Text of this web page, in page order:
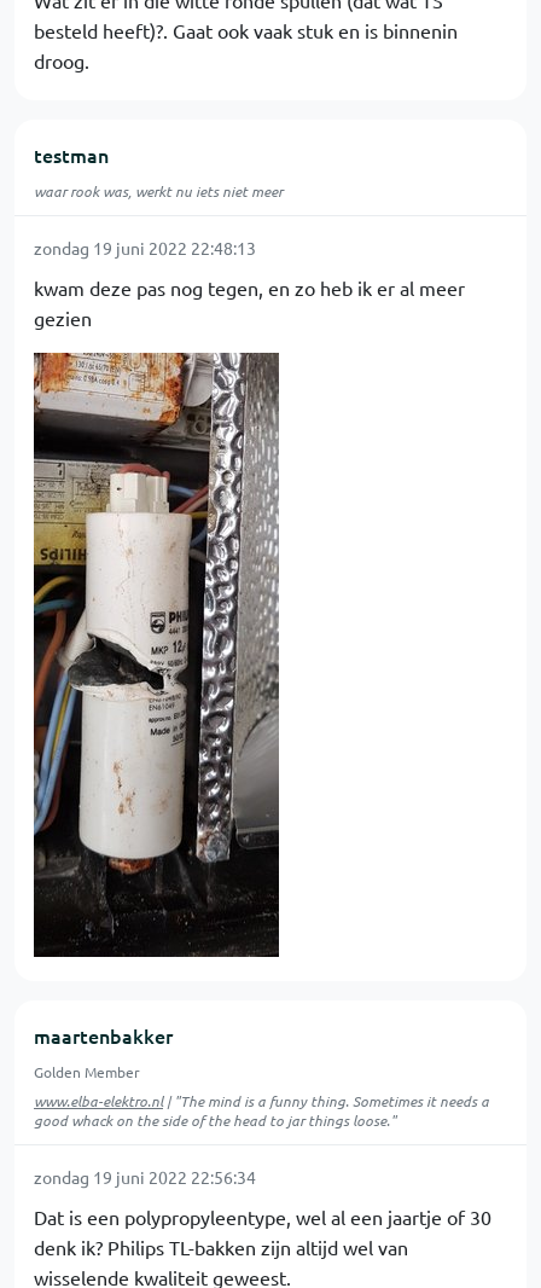
besteld heeft)?. Gaat ook vaak stuk en is binnenin
droog.
testman
waar rook was, werkt nu iets niet meer
zondag 19 juni 2022 22:48:13
kwam deze pas nog tegen, en zo heb ik er al meer
gezien
maartenbakker
Golden Member
www.elba-elektro.nl| "The mind is a funny thing. Sometimes it needs a
good whack on the side of the head to jar things loose."
zondag 19 juni 2022 22:56:34
Dat is een polypropyleentype, wel al een jaartje of 30
denk ik? Philips TL-bakken zijn altijd wel van
wisselende kwaliteit geweest.